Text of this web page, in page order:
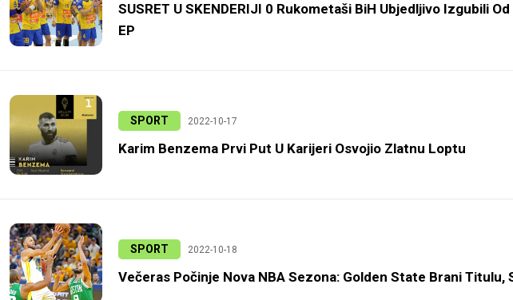
SUSRET U SKENDERIJI 0 Rukometaši BiH Ubjedljivo Izgubili
EP
SPORT 2022-10-17
Karim Benzema Prvi Put U Karijeri Osvojio Zlatnu Loptu
SPORT 2022-10-18
Večeras Počinje Nova NBA Sezona: Golden State Brani